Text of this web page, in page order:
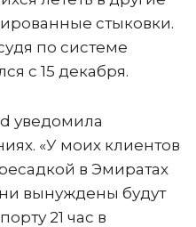
стыковки.
по системе
с 15 декабря.
уведомила
«У моих клиентов
в Эмиратах
вынуждены будут
21 час в